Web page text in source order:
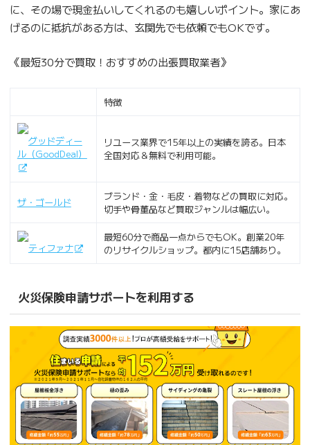
に、その場で現金払いしてくれるのも嬉しいポイント。家にあ
げるのに抵抗がある方は、玄関先でも依頼でもOKです。
《最短30分で買取！おすすめの出張買取業者》
特徴
グッドディー
ル（GoodDeal）
リユース業界で15年以上の実績を誇る。日本
全国対応＆無料で利用可能。
ザ・ゴールド
ブランド・金・毛皮・着物などの買取に対応。
切手や骨董品など買取ジャンルは幅広い。
ティファナ
最短60分で商品一点からでもOK。創業20年
のリサイクルショップ。都内に15店舗あり。
火災保険申請サポートを利用する